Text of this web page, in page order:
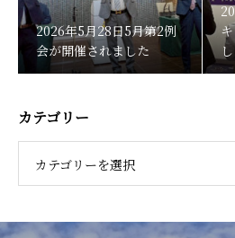
2026年5月28日5月第2例
会が開催されました
カテゴリー
カテゴリーを選択